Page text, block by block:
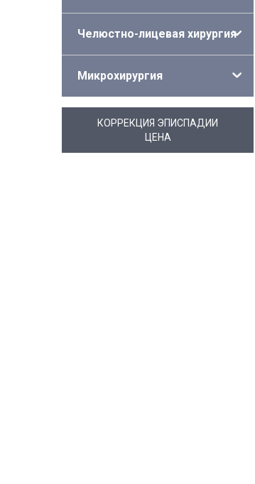
Челюстно-лицевая хирургия
Микрохирургия
КОРРЕКЦИЯ ЭПИСПАДИИ
ЦЕНА